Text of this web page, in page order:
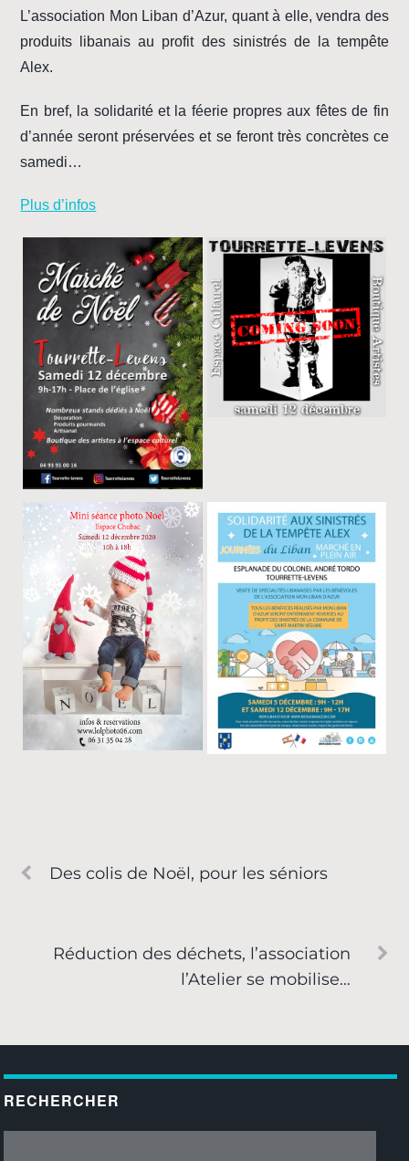
L’association Mon Liban d’Azur, quant à elle, vendra des
produits libanais au profit des sinistrés de la tempête
Alex.
En bref, la solidarité et la féerie propres aux fêtes de fin
d’année seront préservées et se feront très concrètes ce
samedi…
Plus d’infos
Des colis de Noël, pour les séniors
Réduction des déchets, l’association
l’Atelier se mobilise…
RECHERCHER